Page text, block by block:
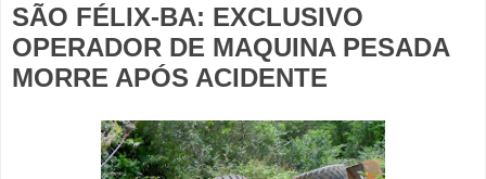
SÃO FÉLIX-BA: EXCLUSIVO
OPERADOR DE MAQUINA PESADA
MORRE APÓS ACIDENTE